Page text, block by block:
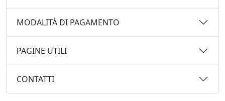
MODALITÀ DI PAGAMENTO
PAGINE UTILI
CONTATTI